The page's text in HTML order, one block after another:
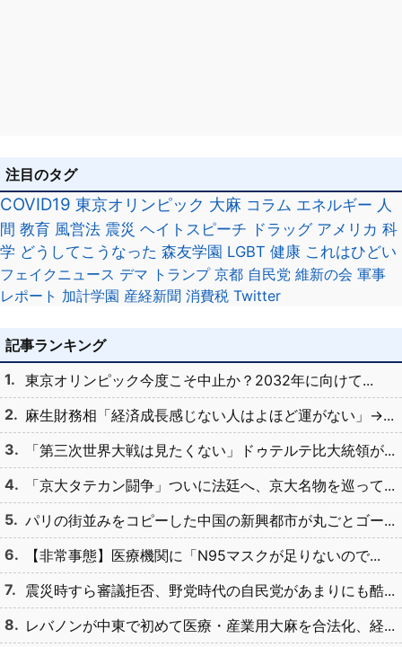
注目のタグ
COVID19 東京オリンピック 大麻 コラム エネルギー 人
間 教育 風営法 震災 ヘイトスピーチ ドラッグ アメリカ 科
学 どうしてこうなった 森友学園 LGBT 健康 これはひどい
フェイクニュース デマ トランプ 京都 自民党 維新の会 軍事
レポート 加計学園 産経新聞 消費税 Twitter
記事ランキング
東京オリンピック今度こそ中止か？2032年に向けて...
麻生財務相「経済成長感じない人はよほど運がない」→...
「第三次世界大戦は見たくない」ドゥテルテ比大統領が...
「京大タテカン闘争」ついに法廷へ、京大名物を巡って...
パリの街並みをコピーした中国の新興都市が丸ごとゴー...
【非常事態】医療機関に「N95マスクが足りないので...
震災時すら審議拒否、野党時代の自民党があまりにも酷...
レバノンが中東で初めて医療・産業用大麻を合法化、経...